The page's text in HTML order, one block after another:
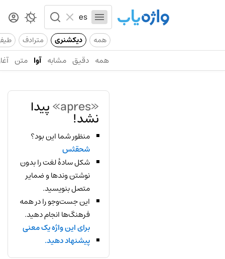
همه دیکشنری مترادف
همه دقیق مشابه آوا متن
«apres» پیدا
نشد!
منظور شما این بود؟
شحقثس
شکل سادهٔ لغت را بدون
نوشتن وندها و ضمایر
متصل بنویسید.
این جست‌وجو را در همه
فرهنگ‌ها انجام دهید.
برای این واژه یک معنی
پیشنهاد دهید.